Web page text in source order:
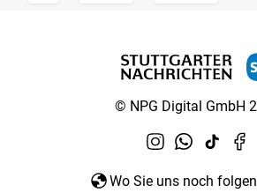
© NPG Digital GmbH
Wo Sie uns noch